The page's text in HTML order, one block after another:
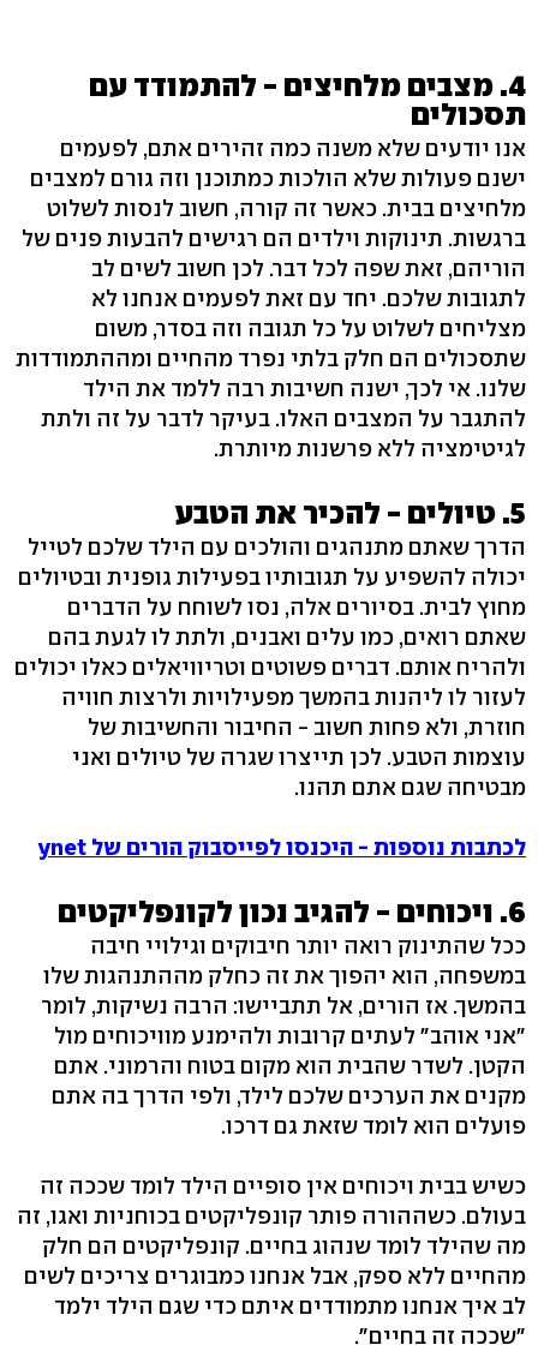
4. מצבים מלחיצים - להתמודד עם
תסכולים
אנו יודעים שלא משנה כמה זהירים אתם, לפעמים
ישנם פעולות שלא הולכות כמתוכנן וזה גורם למצבים
מלחיצים בבית. כאשר זה קורה, חשוב לנסות לשלוט
ברגשות. תינוקות וילדים הם רגישים להבעות פנים של
הוריהם, זאת שפה לכל דבר. לכן חשוב לשים לב
לתגובות שלכם. יחד עם זאת לפעמים אנחנו לא
מצליחים לשלוט על כל תגובה וזה בסדר, משום
שתסכולים הם חלק בלתי נפרד מהחיים ומההתמודדות
שלנו. אי לכך, ישנה חשיבות רבה ללמד את הילד
להתגבר על המצבים האלו. בעיקר לדבר על זה ולתת
לגיטימציה ללא פרשנות מיותרת.
5. טיולים - להכיר את הטבע
הדרך שאתם מתנהגים והולכים עם הילד שלכם לטייל
יכולה להשפיע על תגובותיו בפעילות גופנית ובטיולים
מחוץ לבית. בסיורים אלה, נסו לשוחח על הדברים
שאתם רואים, כמו עלים ואבנים, ולתת לו לגעת בהם
ולהריח אותם. דברים פשוטים וטריוויאלים כאלו יכולים
לעזור לו ליהנות בהמשך מפעילויות ולרצות חוויה
חוזרת, ולא פחות חשוב - החיבור והחשיבות של
עוצמות הטבע. לכן תייצרו שגרה של טיולים ואני
מבטיחה שגם אתם תהנו.
לכתבות נוספות - היכנסו לפייסבוק הורים של ynet
6. ויכוחים - להגיב נכון לקונפליקטים
ככל שהתינוק רואה יותר חיבוקים וגילויי חיבה
במשפחה, הוא יהפוך את זה כחלק מההתנהגות שלו
בהמשך. אז הורים, אל תתביישו: הרבה נשיקות, לומר
"אני אוהב" לעתים קרובות ולהימנע מוויכוחים מול
הקטן. לשדר שהבית הוא מקום בטוח והרמוני. אתם
מקנים את הערכים שלכם לילד, ולפי הדרך בה אתם
פועלים הוא לומד שזאת גם דרכו.
כשיש בבית ויכוחים אין סופיים הילד לומד שככה זה
בעולם. כשההורה פותר קונפליקטים בכוחניות ואגו, זה
מה שהילד לומד שנהוג בחיים. קונפליקטים הם חלק
מהחיים ללא ספק, אבל אנחנו כמבוגרים צריכים לשים
לב איך אנחנו מתמודדים איתם כדי שגם הילד ילמד
"שככה זה בחיים".